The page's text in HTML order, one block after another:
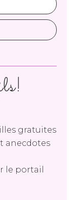
gratuites
anecdotes
le portail